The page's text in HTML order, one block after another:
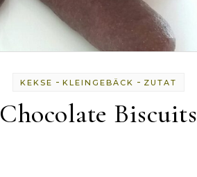
KEKSE - KLEINGEBÄCK - ZUTAT
Chocolate Biscuits